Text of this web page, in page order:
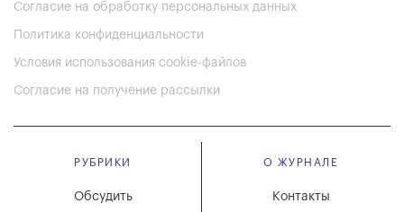
Согласие на обработку персональных данных
Политика конфиденциальности
Условия использования cookie-файлов
Согласие на получение рассылки
РУБРИКИ
Обсудить
О ЖУРНАЛЕ
Контакты